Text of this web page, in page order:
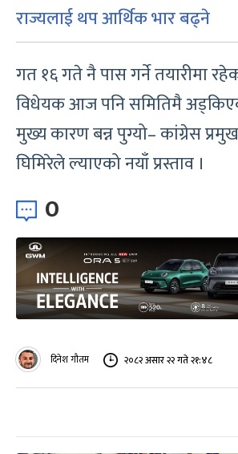
राज्यलाई थप आर्थिक भार बढ्ने
गत १६ गते नै पास गर्ने तयारीमा
विधेयक आज पनि समितिमै
मुख्य कारण बन्न पुग्यो– कांग्रेस
घिमिरेले ल्याएको नयाँ प्रस्ताव ।
0
दिनेश गौतम २०८२ असार २२ गते २१:४८